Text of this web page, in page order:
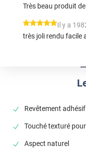
Revêtement
Touché texturé
Aspect naturel
Très beau produit
*****
Il y a
très joli rendu facile